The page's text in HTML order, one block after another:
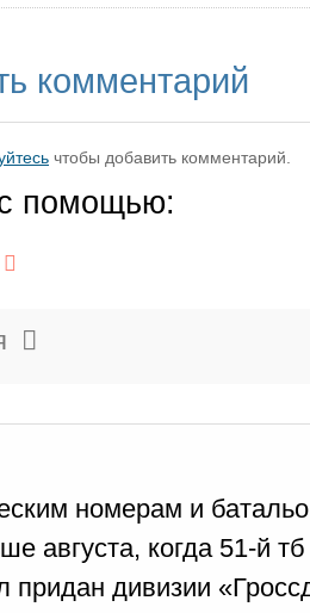
комментарий
чтобы добавить комментарий.
помощью:
номерам и
августа, когда 51-й
придан дивизии